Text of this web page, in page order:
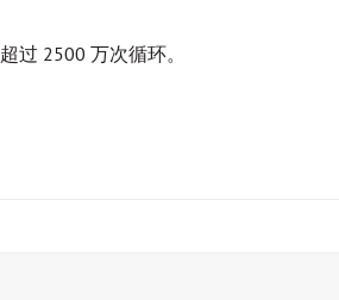
过 2500 万次循环。